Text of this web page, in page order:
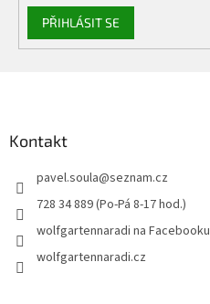
PŘIHLÁSIT SE
Kontakt
pavel.soula@seznam.cz
728 34 889 (Po-Pá 8-17 hod.)
wolfgartennaradi na Facebooku
wolfgartennaradi.cz